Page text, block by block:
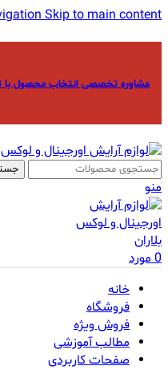
Skip to main content
مشاوره تخصصی انتخاب محصول با توجه
منو
0مورد
خانه
فروشگاه
فروش ویژه
مطالب آموزشی
صفحات کاربردی